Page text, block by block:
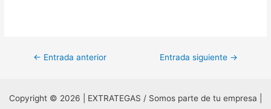
Navegación
entradas
← Entrada anterior Entrada siguiente →
Copyright © 2026 | EXTRATEGAS / Somos parte de tu empresa |